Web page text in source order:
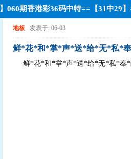
060期香港彩36码中特==【31中29
地板 发表于: 06-03
鲜*花*和*掌*声*送*给*无*私*
鲜*花*和*掌*声*送*给*无*私*奉